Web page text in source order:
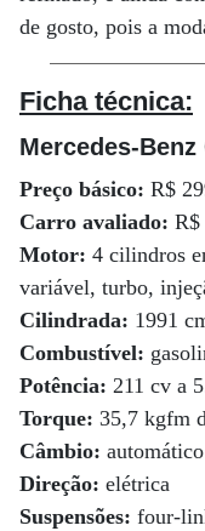
de gosto, pois a
Ficha técnica:
Mercedes-Benz
Preço básico: R$
Carro avaliado: R$
Motor: 4 cilindros
variável, turbo,
Cilindrada: 1991
Combustível:
Potência: 211 cv a
Torque: 35,7 kgfm
Câmbio:
Direção: elétrica
Suspensões: four-